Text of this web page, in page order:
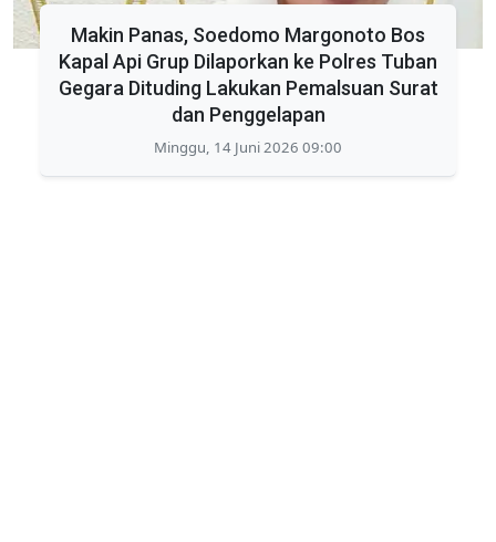
Makin Panas, Soedomo Margonoto Bos
Kapal Api Grup Dilaporkan ke Polres Tuban
Gegara Dituding Lakukan Pemalsuan Surat
dan Penggelapan
Minggu, 14 Juni 2026 09:00